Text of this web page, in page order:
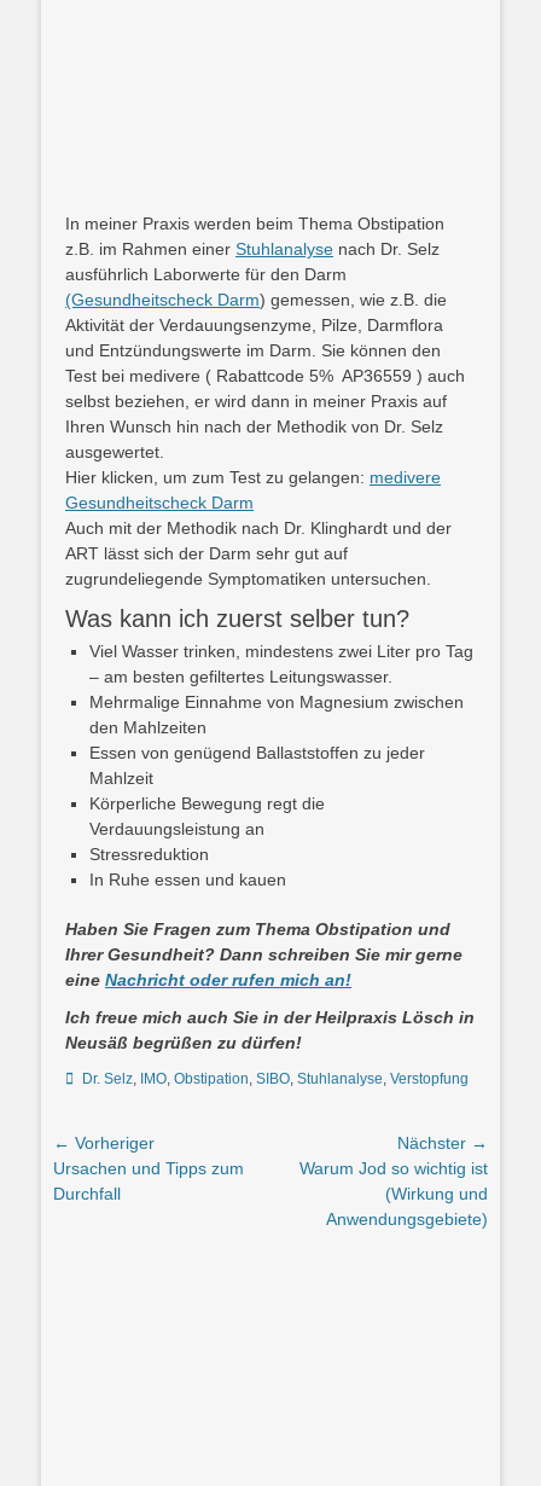
In meiner Praxis werden beim Thema Obstipation
z.B. im Rahmen einer Stuhlanalyse nach Dr. Selz
ausführlich Laborwerte für den Darm
(Gesundheitscheck Darm) gemessen, wie z.B. die
Aktivität der Verdauungsenzyme, Pilze, Darmflora
und Entzündungswerte im Darm. Sie können den
Test bei medivere ( Rabattcode 5% AP36559 ) auch
selbst beziehen, er wird dann in meiner Praxis auf
Ihren Wunsch hin nach der Methodik von Dr. Selz
ausgewertet.
Hier klicken, um zum Test zu gelangen: medivere
Gesundheitscheck Darm
Auch mit der Methodik nach Dr. Klinghardt und der
ART lässt sich der Darm sehr gut auf
zugrundeliegende Symptomatiken untersuchen.
Was kann ich zuerst selber tun?
Viel Wasser trinken, mindestens zwei Liter pro Tag
– am besten gefiltertes Leitungswasser.
Mehrmalige Einnahme von Magnesium zwischen
den Mahlzeiten
Essen von genügend Ballaststoffen zu jeder
Mahlzeit
Körperliche Bewegung regt die
Verdauungsleistung an
Stressreduktion
In Ruhe essen und kauen
Haben Sie Fragen zum Thema Obstipation und
Ihrer Gesundheit? Dann schreiben Sie mir gerne
eine Nachricht oder rufen mich an!
Ich freue mich auch Sie in der Heilpraxis Lösch in
Neusäß begrüßen zu dürfen!
Schlagworte
Dr. Selz IMO Obstipation SIBO Stuhlanalyse Verstopfung
Beitrags-
Navigation
← Vorheriger
Vorheriger
Beitrag:
Ursachen und Tipps zum
Durchfall
Nächster →
Nächster
Warum Jod so wichtig ist
(Wirkung und
Anwendungsgebiete)